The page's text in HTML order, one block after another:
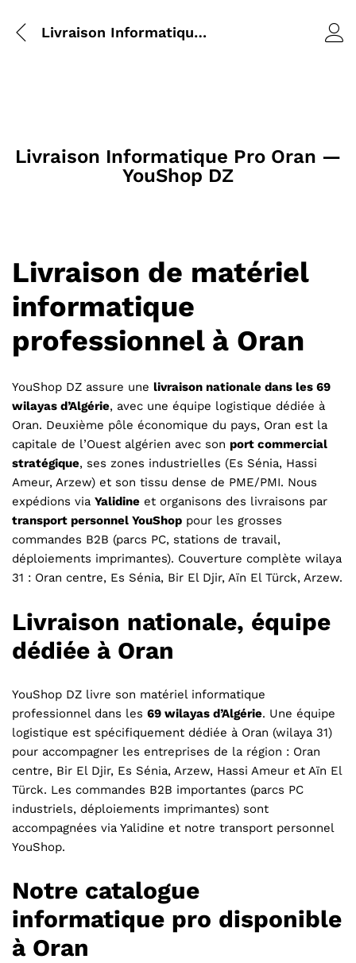
Livraison Informatique Pro Oran — YouShop DZ
Livraison Informatique Pro Oran —
YouShop DZ
Livraison de matériel
informatique
professionnel à Oran
YouShop DZ assure une livraison nationale dans les 69
wilayas d’Algérie, avec une équipe logistique dédiée à
Oran. Deuxième pôle économique du pays, Oran est la
capitale de l’Ouest algérien avec son port commercial
stratégique, ses zones industrielles (Es Sénia, Hassi
Ameur, Arzew) et son tissu dense de PME/PMI. Nous
expédions via Yalidine et organisons des livraisons par
transport personnel YouShop pour les grosses
commandes B2B (parcs PC, stations de travail,
déploiements imprimantes). Couverture complète wilaya
31 : Oran centre, Es Sénia, Bir El Djir, Aïn El Türck, Arzew.
Livraison nationale, équipe
dédiée à Oran
YouShop DZ livre son matériel informatique
professionnel dans les 69 wilayas d’Algérie. Une équipe
logistique est spécifiquement dédiée à Oran (wilaya 31)
pour accompagner les entreprises de la région : Oran
centre, Bir El Djir, Es Sénia, Arzew, Hassi Ameur et Aïn El
Türck. Les commandes B2B importantes (parcs PC
industriels, déploiements imprimantes) sont
accompagnées via Yalidine et notre transport personnel
YouShop.
Notre catalogue
informatique pro disponible
à Oran